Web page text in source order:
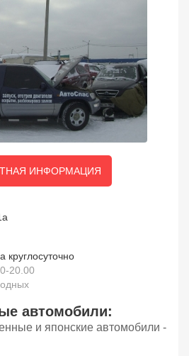
ИНФОРМАЦИЯ
круглосуточно
20.00
автомобили:
и японские автомобили -